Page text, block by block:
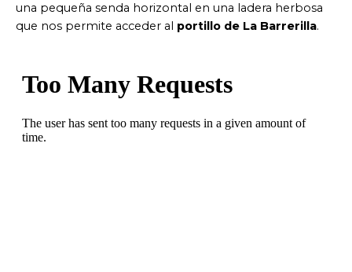
una pequeña senda horizontal en una ladera herbosa
que nos permite acceder al portillo de La Barrerilla.